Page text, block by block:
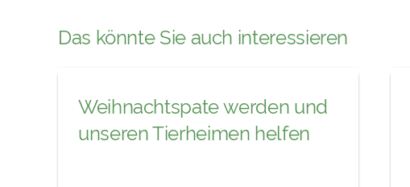
Das könnte Sie auch interessieren
Weihnachtspate werden und
unseren Tierheimen helfen